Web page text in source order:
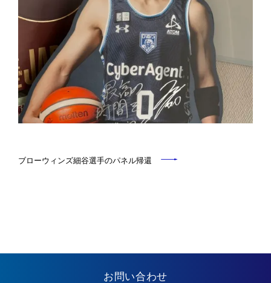
ブローウィンズ細谷選手のパネル帰還
お問い合わせ